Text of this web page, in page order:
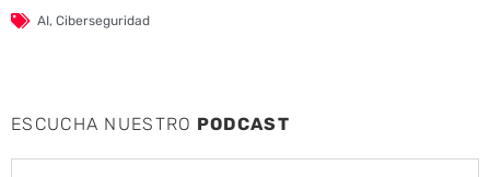
AI, Ciberseguridad
ESCUCHA NUESTRO PODCAST